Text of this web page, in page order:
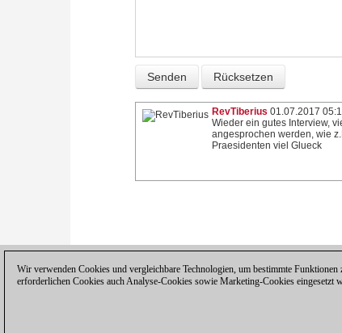
RevTiberius 01.07.2017
Wieder ein gutes Interview,
angesprochen werden, wie
Praesidenten viel Glueck
Wir verwenden Cookies und vergleichbare Technologien, um bestimmte
erforderlichen Cookies auch Analyse-Cookies sowie Marketing-Cookies eingesetzt